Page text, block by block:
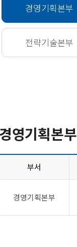
경영기획본부
전략기술본부
경영기획본부
부서
경영기획본부